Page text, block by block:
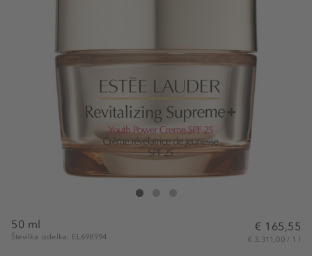
Estée Lauder Revitalizing Supreme+ Youth Power
50 ml
Številka izdelka: EL698994
€ 165,55
€ 3.311,00 / 1 l